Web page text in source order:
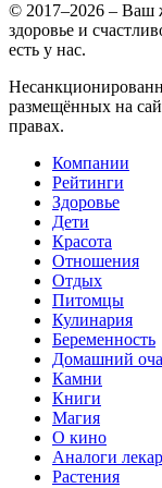
© 2017–2026 – Ваш
здоровье и
есть у нас.
размещённых на
правах.
Компании
Рейтинги
Здоровье
Дети
Красота
Отношения
Отдых
Питомцы
Кулинария
Беременность
Домашний
Камни
Книги
Магия
О кино
Аналоги
Растения